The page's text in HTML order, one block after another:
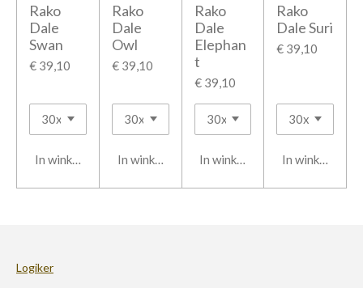
Rako
Dale
Swan
€ 39,10
In winkelwagen
Rako
Dale
Owl
€ 39,10
In winkelwagen
Rako
Dale
Elephan
t
€ 39,10
In winkelwagen
Rako
Dale Suri
€ 39,10
In
Logiker